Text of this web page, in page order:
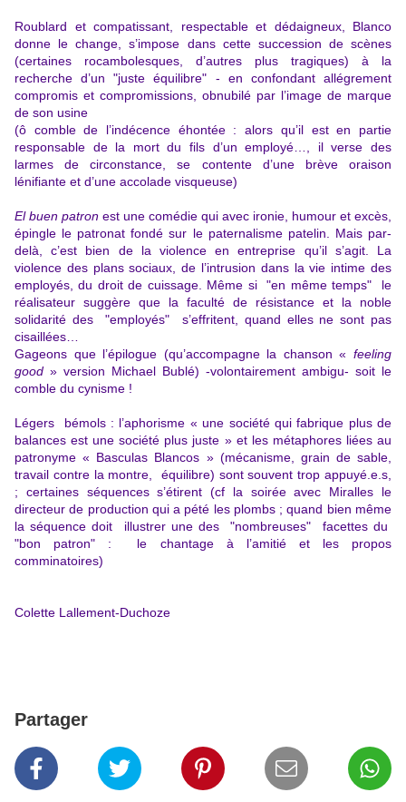
Roublard et compatissant, respectable et dédaigneux, Blanco
donne le change, s’impose dans cette succession de scènes
(certaines rocambolesques, d’autres plus tragiques) à la
recherche d’un "juste équilibre" - en confondant allégrement
compromis et compromissions, obnubilé par l’image de marque
de son usine
(ô comble de l’indécence éhontée : alors qu’il est en partie
responsable de la mort du fils d’un employé…, il verse des
larmes de circonstance, se contente d’une brève oraison
lénifiante et d’une accolade visqueuse)
El buen patron est une comédie qui avec ironie, humour et excès,
épingle le patronat fondé sur le paternalisme patelin. Mais par-
delà, c’est bien de la violence en entreprise qu’il s’agit. La
violence des plans sociaux, de l’intrusion dans la vie intime des
employés, du droit de cuissage. Même si "en même temps" le
réalisateur suggère que la faculté de résistance et la noble
solidarité des "employés" s’effritent, quand elles ne sont pas
cisaillées…
Gageons que l’épilogue (qu’accompagne la chanson « feeling
good » version Michael Bublé) -volontairement ambigu- soit le
comble du cynisme !
Légers bémols : l’aphorisme « une société qui fabrique plus de
balances est une société plus juste » et les métaphores liées au
patronyme « Basculas Blancos » (mécanisme, grain de sable,
travail contre la montre, équilibre) sont souvent trop appuyé.e.s,
; certaines séquences s’étirent (cf la soirée avec Miralles le
directeur de production qui a pété les plombs ; quand bien même
la séquence doit illustrer une des "nombreuses" facettes du
"bon patron" : le chantage à l’amitié et les propos
comminatoires)
Colette Lallement-Duchoze
Partager